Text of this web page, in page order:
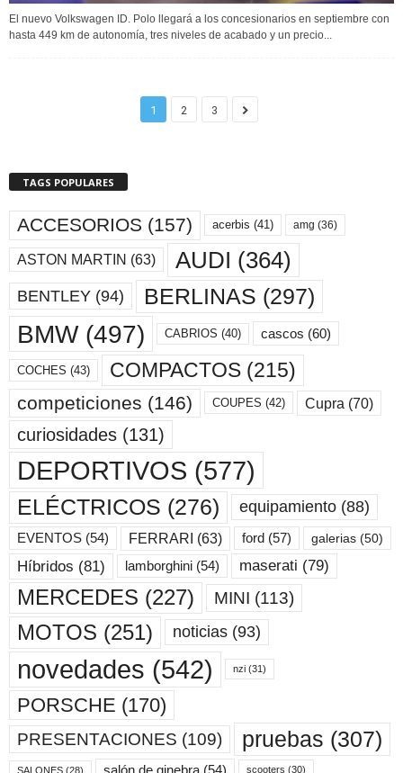
El nuevo Volkswagen ID. Polo llegará a los concesionarios en septiembre con
hasta 449 km de autonomía, tres niveles de acabado y un precio...
1 2 3
TAGS POPULARES
ACCESORIOS (157) acerbis (41) amg (36)
ASTON MARTIN (63) AUDI (364)
BENTLEY (94) BERLINAS (297)
BMW(497) CABRIOS (40) cascos (60)
COCHES (43) COMPACTOS (215)
competiciones (146) COUPES (42) Cupra (70)
curiosidades (131)
DEPORTIVOS (577)
ELÉCTRICOS (276) equipamiento (88)
EVENTOS (54) FERRARI (63) ford (57) galerias (50)
Híbridos (81) lamborghini (54) maserati (79)
MERCEDES (227) MINI (113)
MOTOS (251) noticias (93)
novedades (542) nzi (31)
PORSCHE (170)
PRESENTACIONES (109) pruebas (307)
SALONES (28) salón de ginebra (54) scooters (30)